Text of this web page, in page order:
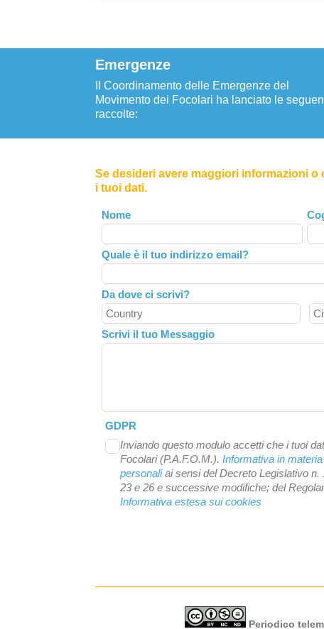
Emergenze
Il Coordinamento delle Emergenze del
Movimento dei Focolari ha lanciato le
raccolte:
Se desideri avere maggiori informazioni
i tuoi dati.
Leave
this
field
blank
Nome
Quale è il tuo indirizzo email?
Da dove ci scrivi?
Scrivi il tuo Messaggio
GDPR
Inviando questo modulo accetti che i tuoi
Focolari (P.A.F.O.M.).Informativa in
personaliai sensi del Decreto Legislativo n.
23 e 26 e successive modifiche; del
Informativa estesa sui cookies
Periodico